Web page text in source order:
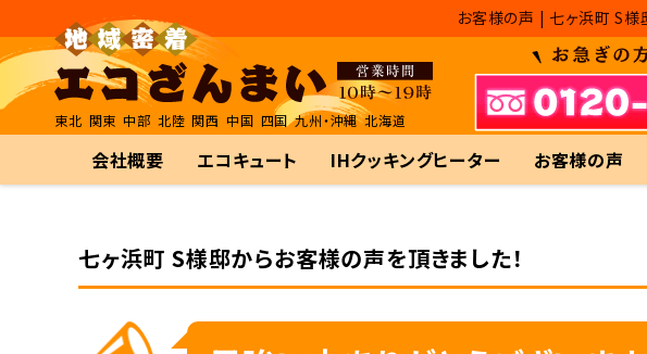
お客様の声 | 七ヶ浜町 S様
東北 関東 中部 北陸 関西 中国 四国 九州・沖縄 北海道
会社概要 エコキュート IHクッキングヒーター お客様の声
七ヶ浜町 S様邸からお客様の声を頂きました！